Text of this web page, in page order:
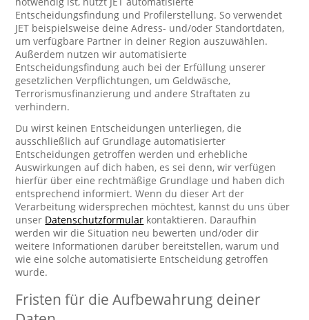
Entscheidungsfindung und Profilerstellung. So verwendet
JET beispielsweise deine Adress- und/oder Standortdaten,
um verfügbare Partner in deiner Region auszuwählen.
Außerdem nutzen wir automatisierte
Entscheidungsfindung auch bei der Erfüllung unserer
gesetzlichen Verpflichtungen, um Geldwäsche,
Terrorismusfinanzierung und andere Straftaten zu
verhindern.
Du wirst keinen Entscheidungen unterliegen, die
ausschließlich auf Grundlage automatisierter
Entscheidungen getroffen werden und erhebliche
Auswirkungen auf dich haben, es sei denn, wir verfügen
hierfür über eine rechtmäßige Grundlage und haben dich
entsprechend informiert. Wenn du dieser Art der
Verarbeitung widersprechen möchtest, kannst du uns über
unser Datenschutzformular kontaktieren. Daraufhin
werden wir die Situation neu bewerten und/oder dir
weitere Informationen darüber bereitstellen, warum und
wie eine solche automatisierte Entscheidung getroffen
wurde.
Fristen für die Aufbewahrung deiner